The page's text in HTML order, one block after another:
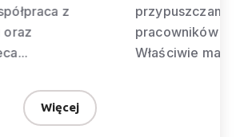
ten sam poziom
w każdym oddziale.
taką pewność. ”
więcej
Więcej